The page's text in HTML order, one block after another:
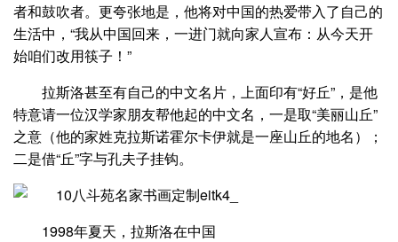
者和鼓吹者。更夸张地是，他将对中国的热爱带入了自己的
生活中，“我从中国回来，一进门就向家人宣布：从今天开
始咱们改用筷子！”
拉斯洛甚至有自己的中文名片，上面印有“好丘”，是他
特意请一位汉学家朋友帮他起的中文名，一是取“美丽山丘”
之意（他的家姓克拉斯诺霍尔卡伊就是一座山丘的地名）；
二是借“丘”字与孔夫子挂钩。
1998年夏天，拉斯洛在中国